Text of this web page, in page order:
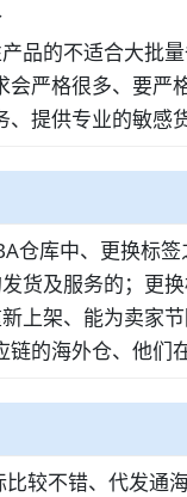
品的不适合大批
会严格很多、要
提供专业的敏感
仓库中、更换标
货及服务的；更
上架、能为卖家
链的海外仓、他
较不错、代发通